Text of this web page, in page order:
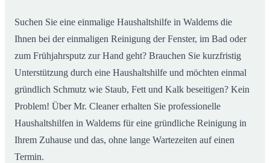
Suchen Sie eine einmalige Haushaltshilfe in Waldems die
Ihnen bei der einmaligen Reinigung der Fenster, im Bad oder
zum Frühjahrsputz zur Hand geht? Brauchen Sie kurzfristig
Unterstützung durch eine Haushaltshilfe und möchten einmal
gründlich Schmutz wie Staub, Fett und Kalk beseitigen? Kein
Problem! Über Mr. Cleaner erhalten Sie professionelle
Haushaltshilfen in Waldems für eine gründliche Reinigung in
Ihrem Zuhause und das, ohne lange Wartezeiten auf einen
Termin.